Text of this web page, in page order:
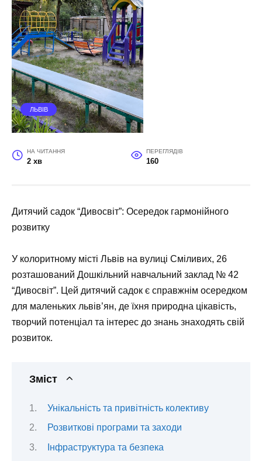
ЛЬВІВ
НА ЧИТАННЯ
2 хв
ПЕРЕГЛЯДІВ
160
Дитячий садок “Дивосвіт”: Осередок гармонійного
розвитку
У колоритному місті Львів на вулиці Сміливих, 26
розташований Дошкільний навчальний заклад № 42
“Дивосвіт”. Цей дитячий садок є справжнім осередком
для маленьких львів’ян, де їхня природна цікавість,
творчий потенціал та інтерес до знань знаходять свій
розвиток.
Зміст
Унікальність та привітність колективу
Розвиткові програми та заходи
Інфраструктура та безпека